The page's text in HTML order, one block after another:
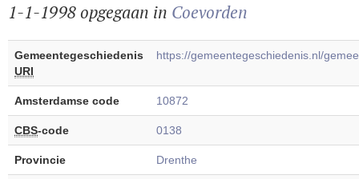
1-1-1998 opgegaan in Coevorden
Gemeentegeschiedenis
URI
https://gemeentegeschiedenis.nl/
Amsterdamse code 10872
CBS-code 0138
Provincie Drenthe